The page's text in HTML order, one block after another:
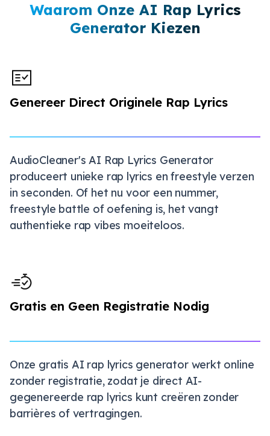
Waarom Onze AI Rap Lyrics
Generator Kiezen
Genereer Direct Originele Rap Lyrics
AudioCleaner's AI Rap Lyrics Generator
produceert unieke rap lyrics en freestyle verzen
in seconden. Of het nu voor een nummer,
freestyle battle of oefening is, het vangt
authentieke rap vibes moeiteloos.
Gratis en Geen Registratie Nodig
Onze gratis AI rap lyrics generator werkt online
zonder registratie, zodat je direct AI-
gegenereerde rap lyrics kunt creëren zonder
barrières of vertragingen.